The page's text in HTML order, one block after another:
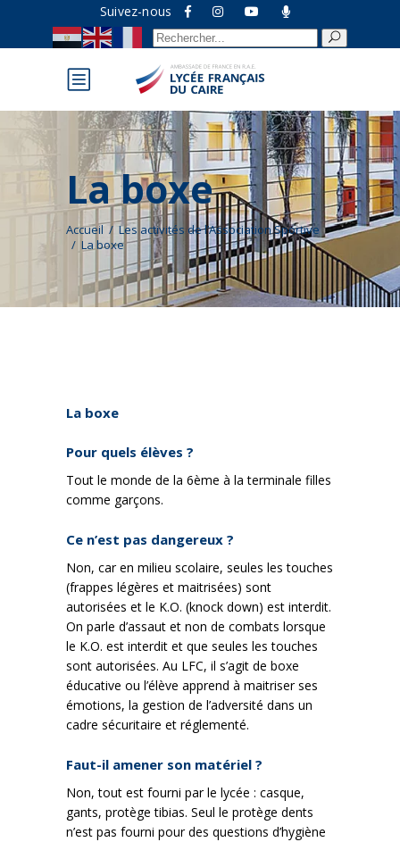
Suivez-nous
Recherche
pour :
La boxe
Accueil/ Les activités de l’Association Sportive
/ La boxe
La boxe
Pour quels élèves ?
Tout le monde de la 6ème à la terminale filles
comme garçons.
Ce n’est pas dangereux ?
Non, car en milieu scolaire, seules les touches
(frappes légères et maitrisées) sont
autorisées et le K.O. (knock down) est interdit.
On parle d’assaut et non de combats lorsque
le K.O. est interdit et que seules les touches
sont autorisées. Au LFC, il s’agit de boxe
éducative ou l’élève apprend à maitriser ses
émotions, la gestion de l’adversité dans un
cadre sécuritaire et réglementé.
Faut-il amener son matériel ?
Non, tout est fourni par le lycée : casque,
gants, protège tibias. Seul le protège dents
n’est pas fourni pour des questions d’hygiène